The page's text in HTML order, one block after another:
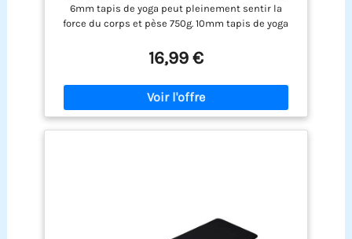
6mm tapis de yoga peut pleinement sentir la
force du corps et pèse 750g. 10mm tapis de yoga
pèse 1200g. Les deux couches conviennent pour le
Pilates, le Hiit, le Yoga, le Body et d'autres sports
【TPE Material】Le tapis de Pilates est fabriqué en
TPE, aucune colle n'est nécessaire. Il présente les
avantages d'une élasticité, d'une résistance et
d'une densité élevées. Il est donc durable, ne se
améliorent l'adhérence. La double protection
repose fermement sur le sol et soutient le corps,
16,99 €